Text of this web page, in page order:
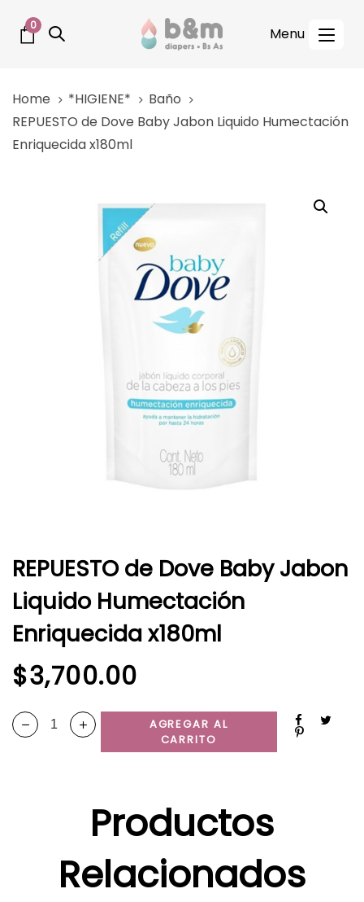
links
Skip
content
0
Home
*HIGIENE*
Baño
REPUESTO de Dove Baby Jabon Liquido Humectación
Enriquecida x180ml
REPUESTO de Dove Baby Jabon
Liquido Humectación
Enriquecida x180ml
$3,700.00
AGREGAR AL
CARRITO
Productos
Relacionados